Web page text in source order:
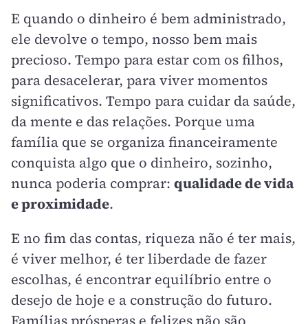
E quando o dinheiro é bem administrado,
ele devolve o tempo, nosso bem mais
precioso. Tempo para estar com os filhos,
para desacelerar, para viver momentos
significativos. Tempo para cuidar da saúde,
da mente e das relações. Porque uma
família que se organiza financeiramente
conquista algo que o dinheiro, sozinho,
nunca poderia comprar: qualidade de vida
e proximidade.
E no fim das contas, riqueza não é ter mais,
é viver melhor, é ter liberdade de fazer
escolhas, é encontrar equilíbrio entre o
desejo de hoje e a construção do futuro.